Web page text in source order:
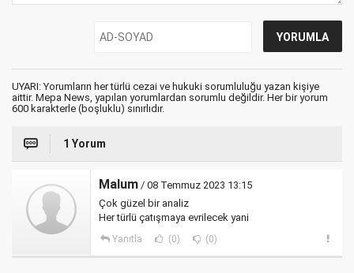
UYARI: Yorumların her türlü cezai ve hukuki sorumluluğu yazan kişiye
aittir. Mepa News, yapılan yorumlardan sorumlu değildir. Her bir yorum
600 karakterle (boşluklu) sınırlıdır.
1 Yorum
Malum / 08 Temmuz 2023 13:15
Çok güzel bir analiz
Her türlü çatışmaya evrilecek yani
Yanıtla (0) (0)